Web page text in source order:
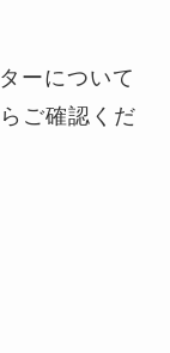
ーについて
ご確認くだ